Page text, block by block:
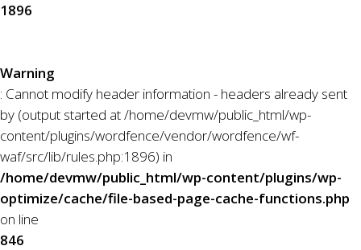
1896
Warning
: Cannot modify header information - headers already sent
by (output started at /home/devmw/public_html/wp-
content/plugins/wordfence/vendor/wordfence/wf-
waf/src/lib/rules.php:1896) in
/home/devmw/public_html/wp-content/plugins/wp-
optimize/cache/file-based-page-cache-functions.php
on line
846